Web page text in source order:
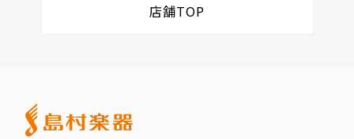
店舗TOP